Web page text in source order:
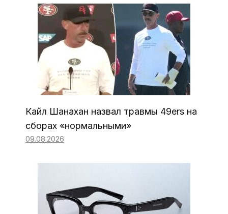
Кайл Шанахан назвал травмы 49ers на
сборах «нормальными»
09.08.2026